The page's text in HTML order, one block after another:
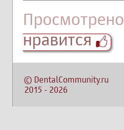
Просмотрено
нравится
© DentalCommunity.ru
2015 - 2026